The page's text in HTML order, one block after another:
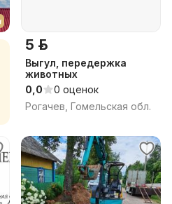
5 р.
Выгул, передержка
животных
0,0
0 оценок
Рогачев, Гомельская обл.